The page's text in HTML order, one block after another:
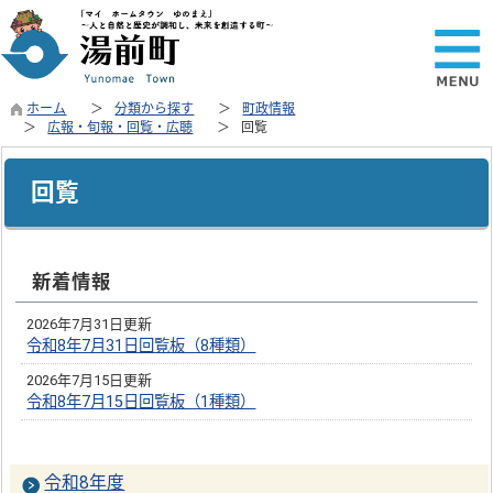
ホーム 分類から探す
町政情報
広報・旬報・回覧・広聴
回覧
回覧
新着情報
2026年7月31日更新
令和8年7月31日回覧板（8種類）
2026年7月15日更新
令和8年7月15日回覧板（1種類）
令和8年度